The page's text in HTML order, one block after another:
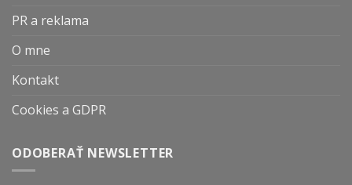
PR a reklama
O mne
Kontakt
Cookies a GDPR
ODOBERAŤ NEWSLETTER